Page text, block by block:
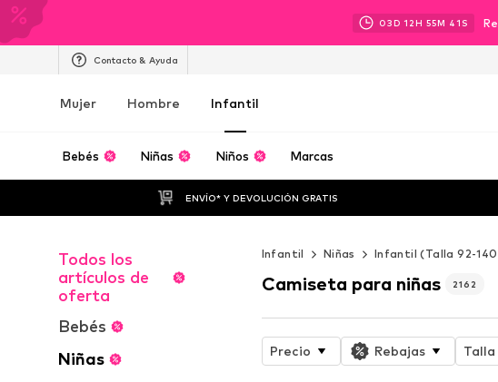
03D 12H 55M 39 S
Contacto & Ayuda
Mujer Hombre Infantil
Bebés Niñas Niños Marcas
ENVÍO* Y DEVOLUCIÓN GRATIS
Todos los
artículos de
oferta
Bebés
Niñas
Infantil Niñas Infantil (Talla 92-
Camiseta para niñas 2162
Precio Rebajas Talla